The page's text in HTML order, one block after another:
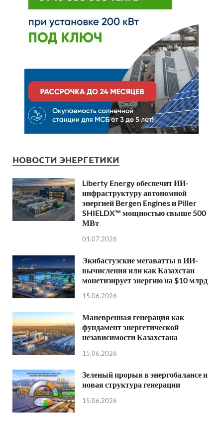
НОВОСТИ ЭНЕРГЕТИКИ
Liberty Energy обеспечит ИИ-
инфраструктуру автономной
энергией Bergen Engines и Piller
SHIELDX™ мощностью свыше 500
МВт
01.07.2026
Экибастузские мегаватты в ИИ-
вычисления или как Казахстан
монетизирует энергию на $10 млрд
15.06.2026
Маневренная генерация как
фундамент энергетической
независимости Казахстана
15.06.2026
Зеленый прорыв в энергобалансе и
новая структура генерации
15.06.2026